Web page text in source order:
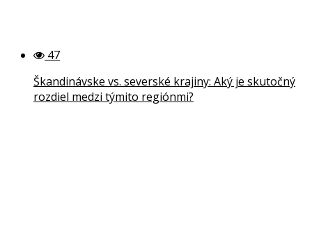
47
Škandinávske vs. severské krajiny: Aký je skutočný
rozdiel medzi týmito regiónmi?